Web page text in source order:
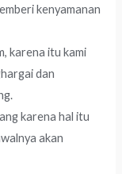
kenyamanan
karena itu kami
dan
karena hal itu
akan